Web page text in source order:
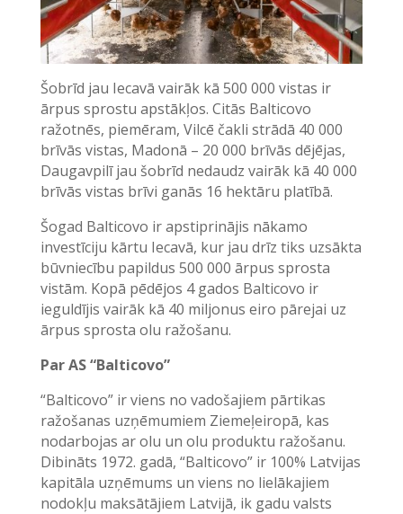
Šobrīd jau Iecavā vairāk kā 500 000 vistas ir
ārpus sprostu apstākļos. Citās Balticovo
ražotnēs, piemēram, Vilcē čakli strādā 40 000
brīvās vistas, Madonā – 20 000 brīvās dējējas,
Daugavpilī jau šobrīd nedaudz vairāk kā 40 000
brīvās vistas brīvi ganās 16 hektāru platībā.
Šogad Balticovo ir apstiprinājis nākamo
investīciju kārtu Iecavā, kur jau drīz tiks uzsākta
būvniecību papildus 500 000 ārpus sprosta
vistām. Kopā pēdējos 4 gados Balticovo ir
ieguldījis vairāk kā 40 miljonus eiro pārejai uz
ārpus sprosta olu ražošanu.
Par AS “Balticovo”
“Balticovo” ir viens no vadošajiem pārtikas
ražošanas uzņēmumiem Ziemeļeiropā, kas
nodarbojas ar olu un olu produktu ražošanu.
Dibināts 1972. gadā, “Balticovo” ir 100% Latvijas
kapitāla uzņēmums un viens no lielākajiem
nodokļu maksātājiem Latvijā, ik gadu valsts